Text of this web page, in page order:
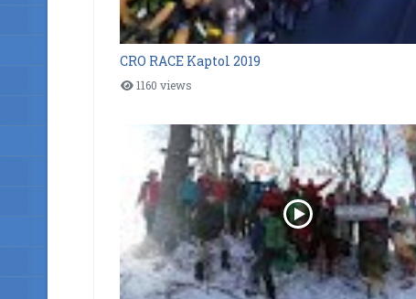
CRO RACE Kaptol 2019
1160 views